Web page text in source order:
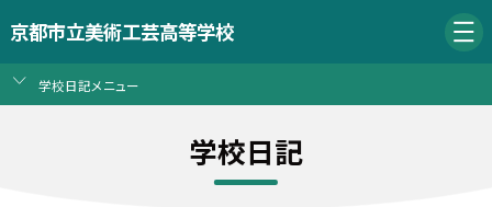
京都市立美術工芸高等学校
学校日記メニュー
学校日記